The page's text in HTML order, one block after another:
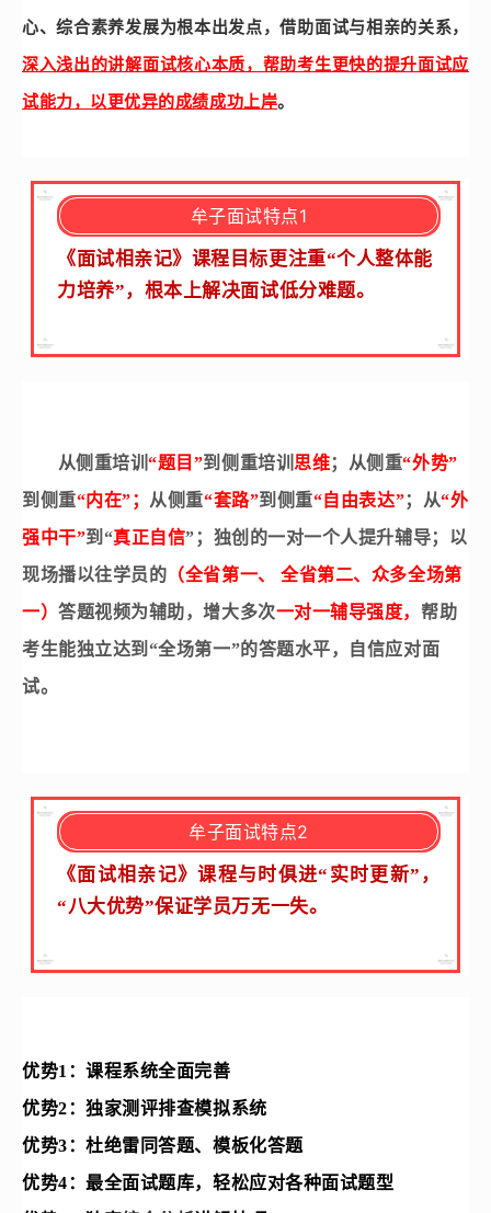
心、综合素养发展为根本出发点，借助面试与相亲的关系，
深入浅出的讲解面试核心本质，帮助考生更快的提升面试应
试能力，以更优异的成绩成功上岸。
牟子面试特点1
《面试相亲记》课程目标更注重“个人整体能
力培养”， 根本上解决面试低分难题。
从侧重培训“题目 ”到侧重培训 思维；从侧重“外势”
到侧重“内在”； 从侧重“套路”到侧重“自由表达”；从“外
强中干”到 “真正自信” ；独创的一对一个人提升辅导；以
现场播以往学员的 （全省第一、
全省第二、众多全场第
一）答题视频为辅助，增大多次一对一辅导强度， 帮助
考生能独立达到 “全场第一”的答题水平，自信应对面
试。
牟子面试特点2
《面试相亲记》课程与时俱进“实时更新”，
“八大优势”保证学员万无一失。
优势1：课程系统全面完善
优势2：独家测评排查模拟系统
优势3：杜绝雷同答题、模板化答题
优势4：最全面试题库，轻松应对各种面试题型